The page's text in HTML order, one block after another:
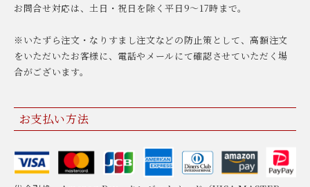
お問合せ対応は、土日・祝日を除く平日9〜17時まで。
※いたずら注文・なりすまし注文などの防止策として、高額注文
をいただいたお客様に、電話やメールにて確認させていただく場
合がございます。
お支払い方法